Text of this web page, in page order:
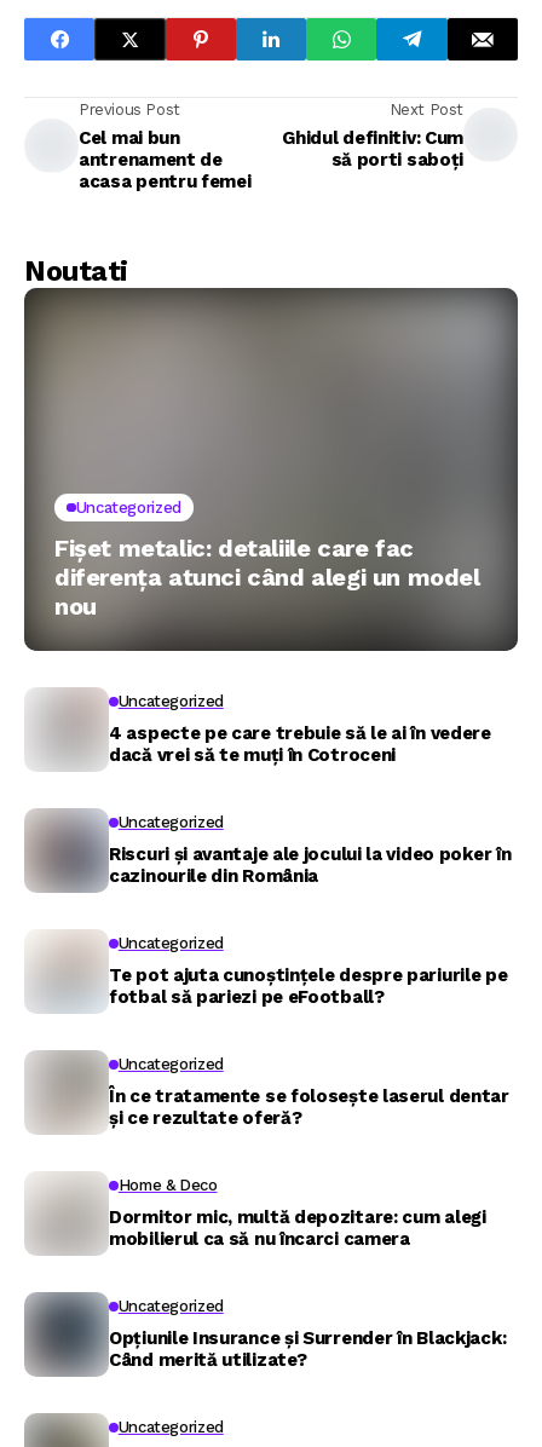
Previous Post
Cel mai bun
antrenament de
acasa pentru femei
Next Post
Ghidul definitiv: Cum
să porti saboți
Noutati
Uncategorized
Fișet metalic: detaliile care fac
diferența atunci când alegi un model
nou
Uncategorized
4 aspecte pe care trebuie să le ai în vedere
dacă vrei să te muți în Cotroceni
Uncategorized
Riscuri și avantaje ale jocului la video poker în
cazinourile din România
Uncategorized
Te pot ajuta cunoștințele despre pariurile pe
fotbal să pariezi pe eFootball?
Uncategorized
În ce tratamente se folosește laserul dentar
și ce rezultate oferă?
Home & Deco
Dormitor mic, multă depozitare: cum alegi
mobilierul ca să nu încarci camera
Uncategorized
Opțiunile Insurance și Surrender în Blackjack:
Când merită utilizate?
Uncategorized